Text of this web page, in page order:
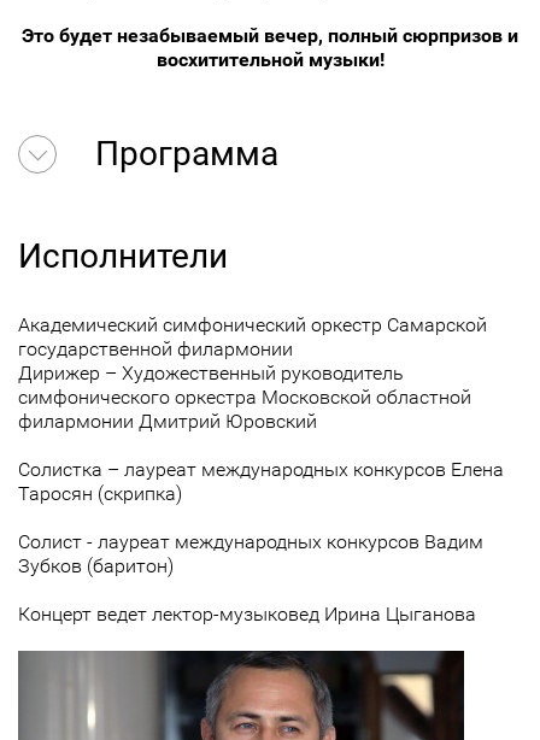
Это будет незабываемый вечер, полный сюрпризов и
восхитительной музыки!
Программа
Исполнители
Академический симфонический оркестр Самарской
государственной филармонии
Дирижер – Художественный руководитель
симфонического оркестра Московской областной
филармонии Дмитрий Юровский
Солистка – лауреат международных конкурсов Елена
Таросян (скрипка)
Солист - лауреат международных конкурсов Вадим
Зубков (баритон)
Концерт ведет лектор-музыковед Ирина Цыганова